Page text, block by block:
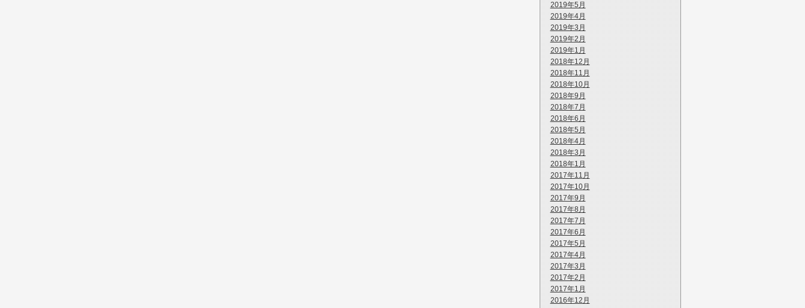
2019年5月
2019年4月
2019年3月
2019年2月
2019年1月
2018年12月
2018年11月
2018年10月
2018年9月
2018年7月
2018年6月
2018年5月
2018年4月
2018年3月
2018年1月
2017年11月
2017年10月
2017年9月
2017年8月
2017年7月
2017年6月
2017年5月
2017年4月
2017年3月
2017年2月
2017年1月
2016年12月